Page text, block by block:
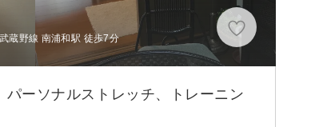
蔵野線 南浦和駅 徒歩7分
ソナルストレッチ、トレーニン